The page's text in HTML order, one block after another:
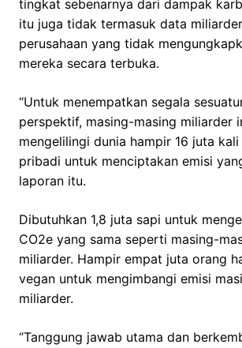
tingkat sebenarnya dari dampak
itu juga tidak termasuk data
perusahaan yang tidak
mereka secara terbuka.
“Untuk menempatkan segala
perspektif, masing-masing miliarder
mengelilingi dunia hampir 16 juta
pribadi untuk menciptakan emisi
laporan itu.
Dibutuhkan 1,8 juta sapi untuk
CO2e yang sama seperti masing-
miliarder. Hampir empat juta orang
vegan untuk mengimbangi emisi
miliarder.
“Tanggung jawab utama dan